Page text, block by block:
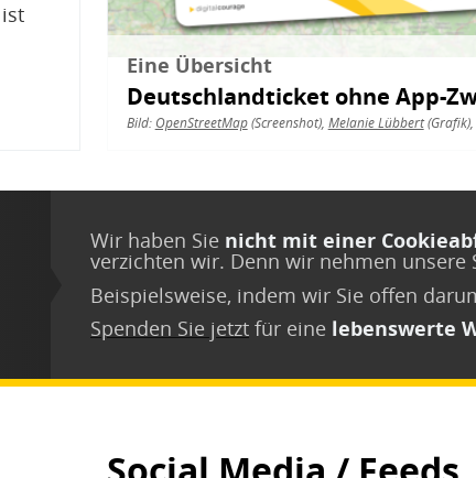
Eine Übersicht
Deutschlandticket ohne App-
Bild: OpenStreetMap(Screenshot), Melanie Lübbert(Grafik),
Wir haben Sie nicht mit einer
verzichten wir. Denn wir nehmen unsere
Beispielsweise, indem wir Sie offen
Spenden Sie jetzt für eine lebenswerte